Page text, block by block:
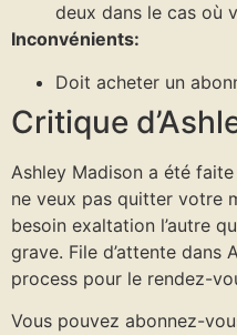
deux dans le cas où
Inconvénients:
Doit acheter un
Critique
Ashley Madison a été
ne veux pas quitter votre
besoin exaltation l’autre
grave. File d’attente dans
process pour le rendez-
Vous pouvez abonnez-